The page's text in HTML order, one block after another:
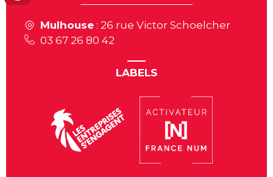
Mulhouse : 26 rue Victor Schoelcher
03 67 26 80 42
LABELS